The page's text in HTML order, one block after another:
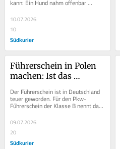
kann: Ein Hund nahm offenbar
neurologische...
10.07.2026
10
Südkurier
Führerschein in Polen
machen: Ist das
Deutschland?
Der Führerschein ist in Deutschland
teuer geworden. Für den Pkw-
Führerschein der Klasse B nennt das
2026 -...
09.07.2026
20
Südkurier